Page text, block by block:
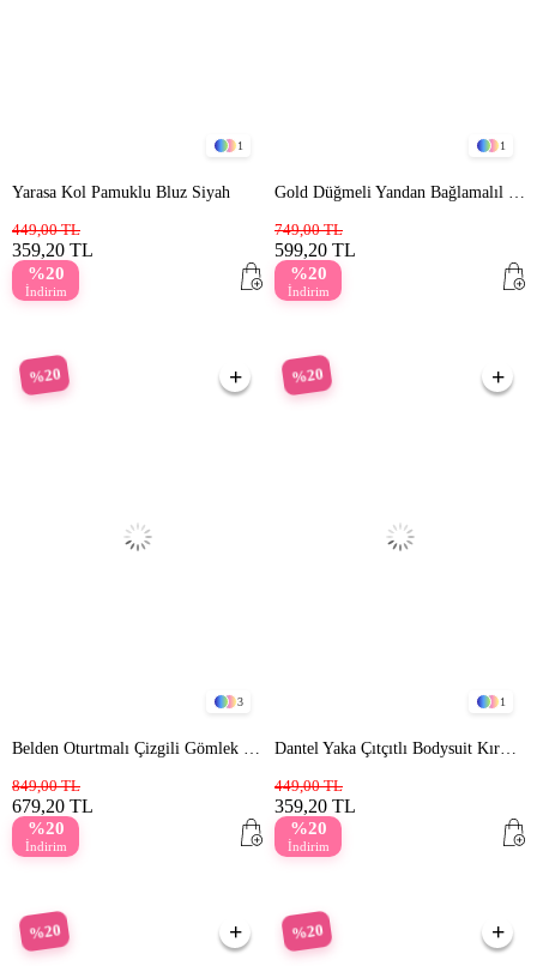
1
Yarasa Kol Pamuklu Bluz Siyah
359,20 TL
449,00 TL
%20
İndirim
1
Gold Düğmeli Yandan Bağlamalıl Bluz Siyah
599,20 TL
749,00 TL
%20
İndirim
3
%20
679,20 TL
849,00 TL
%20
İndirim
1
%20
359,20 TL
449,00 TL
%20
İndirim
%20 %20